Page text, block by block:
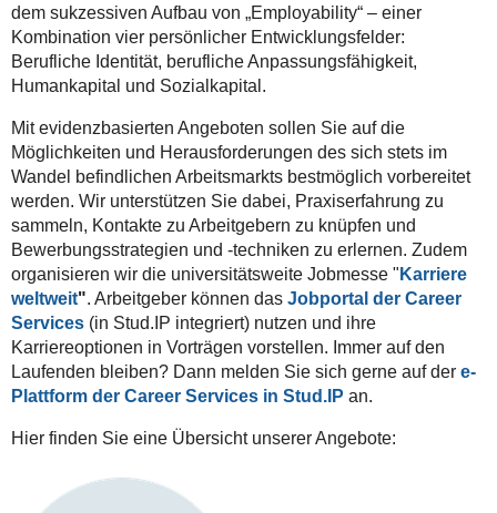
dem sukzessiven Aufbau von „Employability“ – einer
Kombination vier persönlicher Entwicklungsfelder:
Berufliche Identität, berufliche Anpassungsfähigkeit,
Humankapital und Sozialkapital.
Mit evidenzbasierten Angeboten sollen Sie auf die
Möglichkeiten und Herausforderungen des sich stets im
Wandel befindlichen Arbeitsmarkts bestmöglich vorbereitet
werden. Wir unterstützen Sie dabei, Praxiserfahrung zu
sammeln, Kontakte zu Arbeitgebern zu knüpfen und
Bewerbungsstrategien und -techniken zu erlernen. Zudem
organisieren wir die universitätsweite Jobmesse " Karriere
weltweit". Arbeitgeber können das Jobportal der Career
Services(in Stud.IP integriert) nutzen und ihre
Karriereoptionen in Vorträgen vorstellen. Immer auf den
Laufenden bleiben? Dann melden Sie sich gerne auf der e-
Plattform der Career Services in Stud.IP an.
Hier finden Sie eine Übersicht unserer Angebote: